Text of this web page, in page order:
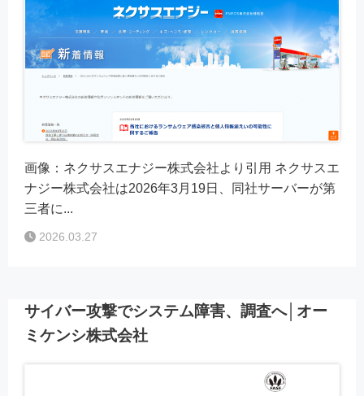
画像：ネクサスエナジー株式会社より引用 ネクサスエ
ナジー株式会社は2026年3月19日、同社サーバーが第
三者に...
2026.03.27
サイバー攻撃でシステム障害、調査へ│オー
ミケンシ株式会社